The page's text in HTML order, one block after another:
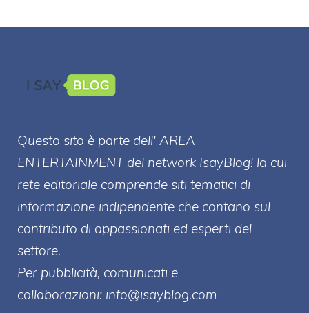
Questo sito è parte dell' AREA
ENTERTAINMENT del network IsayBlog! la cui
rete editoriale comprende siti tematici di
informazione indipendente che contano sul
contributo di appassionati ed esperti del
settore.
Per pubblicità, comunicati e
collaborazioni: info@isayblog.com